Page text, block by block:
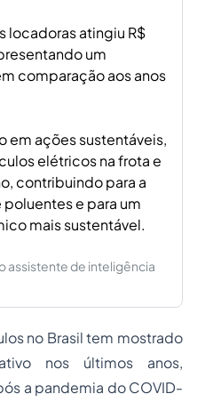
locadoras atingiu R$
um
comparação aos anos
em ações sustentáveis,
elétricos na frota e
contribuindo para a
e para um
mais sustentável.
assistente de inteligência
no Brasil tem mostrado
nos últimos anos,
a pandemia do COVID-